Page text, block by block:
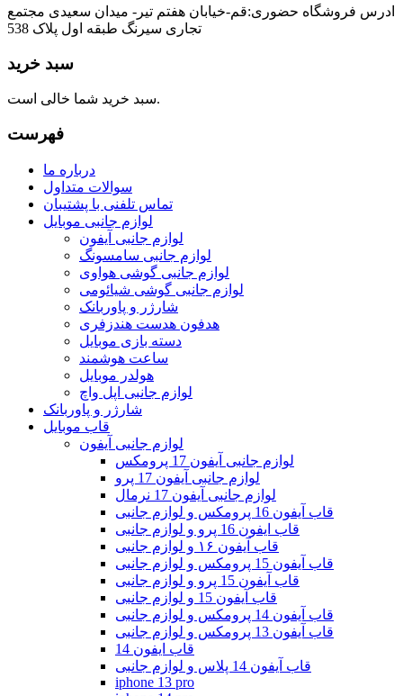
ادرس فروشگاه حضوری:قم-خیابان هفتم تیر- میدان سعیدی مجتمع
تجاری سیرنگ طبقه اول پلاک 538
سبد خرید
سبد خرید شما خالی است.
فهرست
درباره ما
سوالات متداول
تماس تلفنی با پشتیبان
لوازم جانبی موبایل
لوازم جانبی آیفون
لوازم جانبی سامسونگ
لوازم جانبی گوشی هواوی
لوازم جانبی گوشی شیائومی
شارژر و پاوربانک
هدفون هدست هندزفری
دسته بازی موبایل
ساعت هوشمند
هولدر موبایل
لوازم جانبی اپل واچ
شارژر و پاوربانک
قاب موبایل
لوازم جانبی آیفون
لوازم جانبی آیفون 17 پرومکس
لوازم جانبی آیفون 17 پرو
لوازم جانبی آیفون 17 نرمال
قاب آیفون 16 پرومکس و لوازم جانبی
قاب ایفون 16 پرو و لوازم جانبی
قاب آیفون ۱۶ و لوازم جانبی
قاب آیفون 15 پرومکس و لوازم جانبی
قاب آیفون 15 پرو و لوازم جانبی
قاب آیفون 15 و لوازم جانبی
قاب آیفون 14 پرومکس و لوازم جانبی
قاب آیفون 13 پرومکس و لوازم جانبی
قاب ایفون 14
قاب آیفون 14 پلاس و لوازم جانبی
iphone 13 pro